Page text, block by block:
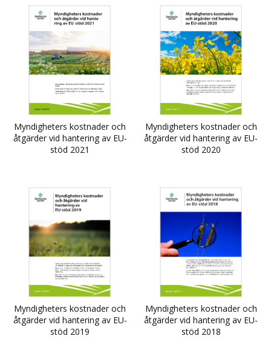
Myndigheters kostnader och
åtgärder vid hantering av EU-
stöd 2021
Myndigheters kostnader och
åtgärder vid hantering av EU-
stöd 2020
Myndigheters kostnader och
åtgärder vid hantering av EU-
stöd 2019
Myndigheters kostnader och
åtgärder vid hantering av EU-
stöd 2018